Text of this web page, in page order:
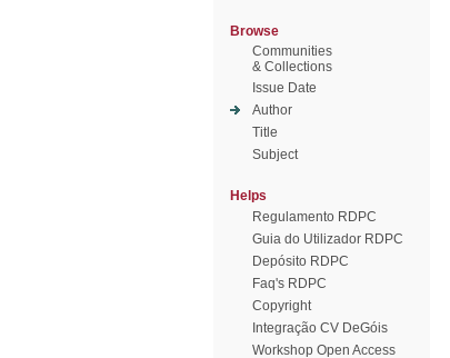
Browse
Communities
& Collections
Issue Date
Author
Title
Subject
Helps
Regulamento RDPC
Guia do Utilizador RDPC
Depósito RDPC
Faq's RDPC
Copyright
Integração CV DeGóis
Workshop Open Access